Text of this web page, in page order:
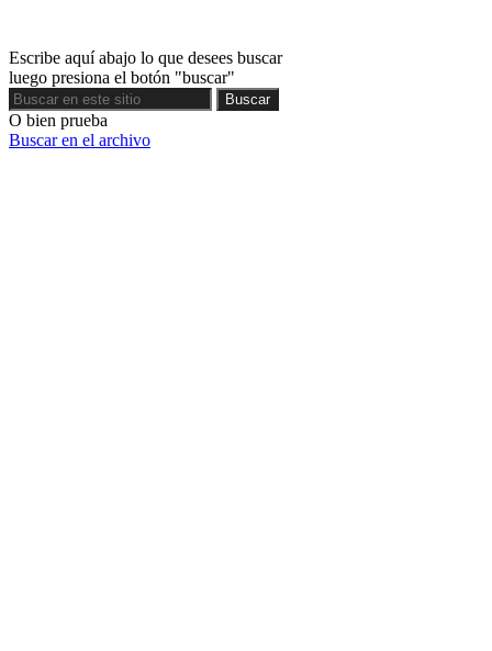
Escribe aquí abajo lo que desees buscar
luego presiona el botón "buscar"
Buscar
Buscar
O bien prueba
Buscar en el archivo